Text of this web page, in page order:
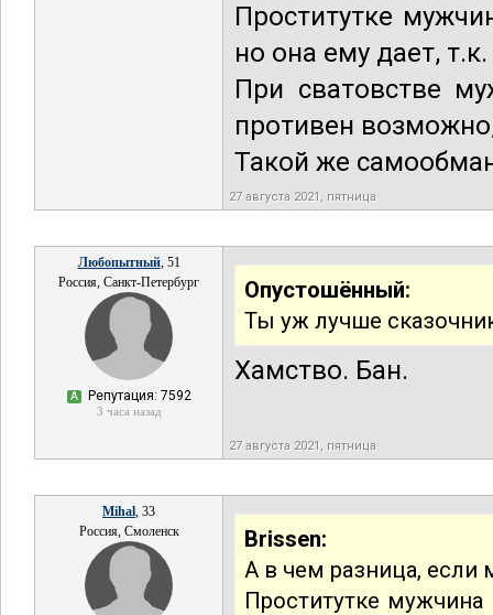
Проститутке
но она ему дает,
При сватовстве
противен
Такой же
27 августа 2021, пятница
Любопытный, 51
Россия, Санкт-Петербург
А Репутация: 7592
3 часа назад
Опустошённый:
Ты уж лучше
Хамство. Бан.
27 августа 2021, пятница
Mihal, 33
Россия, Смоленск
Brissen:
А в чем разница,
Проститутке